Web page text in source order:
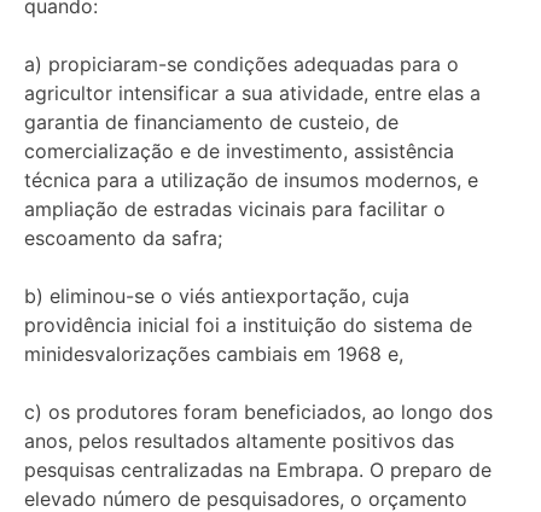
quando:
a) propiciaram-se condições adequadas para o
agricultor intensificar a sua atividade, entre elas a
garantia de financiamento de custeio, de
comercialização e de investimento, assistência
técnica para a utilização de insumos modernos, e
ampliação de estradas vicinais para facilitar o
escoamento da safra;
b) eliminou-se o viés antiexportação, cuja
providência inicial foi a instituição do sistema de
minidesvalorizações cambiais em 1968 e,
c) os produtores foram beneficiados, ao longo dos
anos, pelos resultados altamente positivos das
pesquisas centralizadas na Embrapa. O preparo de
elevado número de pesquisadores, o orçamento